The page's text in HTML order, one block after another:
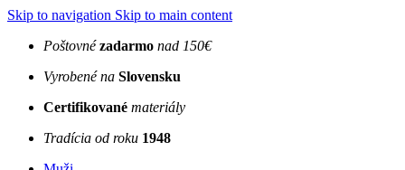
Skip to navigation Skip to main content
Poštovnézadarmo nad 150€
Vyrobené na Slovensku
Certifikované materiály
Tradícia od roku 1948